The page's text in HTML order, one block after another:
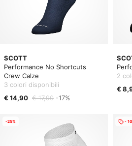
SCOTT
Performance No Shortcuts
Crew Calze
3 colori disponibili
€ 14,90 € 17,90 -17%
2
€
-25% -